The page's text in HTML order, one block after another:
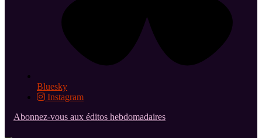
Bluesky
Instagram
Abonnez-vous aux éditos hebdomadaires